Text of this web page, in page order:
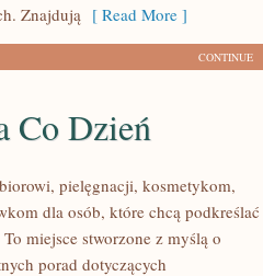
Znajdują [ Read More ]
CONTINUE
Co Dzień
pielęgnacji, kosmetykom,
dla osób, które chcą podkreślać
miejsce stworzone z myślą o
porad dotyczących